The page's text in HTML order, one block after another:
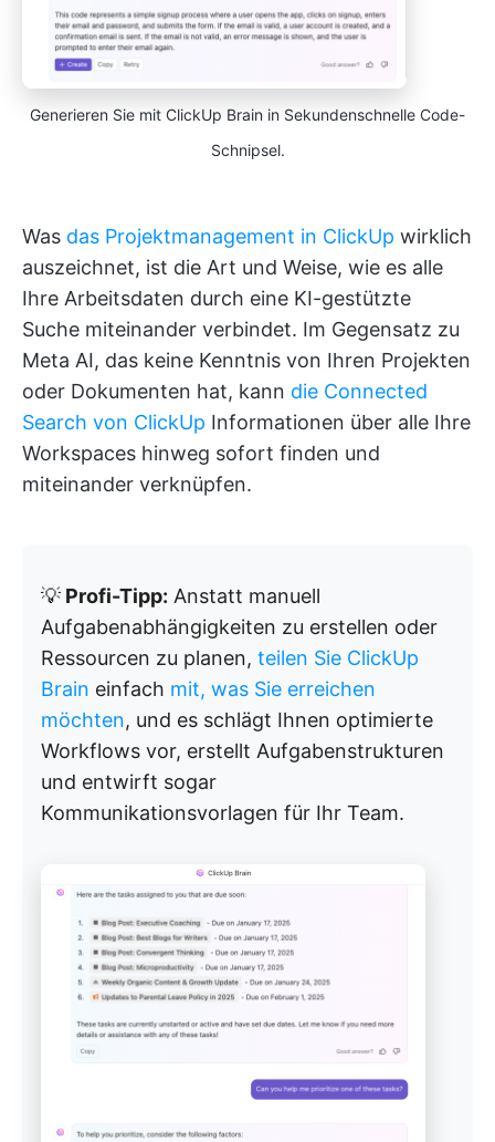
Generieren Sie mit ClickUp Brain in Sekundenschnelle Code-
Schnipsel.
Was das Projektmanagement in ClickUp wirklich
auszeichnet, ist die Art und Weise, wie es alle
Ihre Arbeitsdaten durch eine KI-gestützte
Suche miteinander verbindet. Im Gegensatz zu
Meta AI, das keine Kenntnis von Ihren Projekten
oder Dokumenten hat, kann die Connected
Search von ClickUp Informationen über alle Ihre
Workspaces hinweg sofort finden und
miteinander verknüpfen.
💡 Profi-Tipp: Anstatt manuell
Aufgabenabhängigkeiten zu erstellen oder
Ressourcen zu planen, teilen Sie ClickUp
Brain einfach mit, was Sie erreichen
möchten, und es schlägt Ihnen optimierte
Workflows vor, erstellt Aufgabenstrukturen
und entwirft sogar
Kommunikationsvorlagen für Ihr Team.